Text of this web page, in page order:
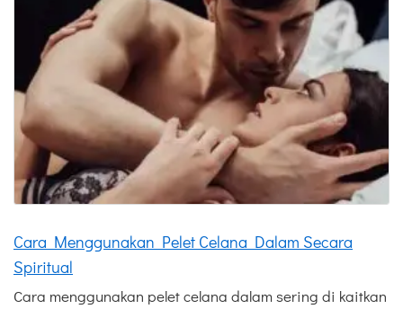
Cara Menggunakan Pelet Celana Dalam Secara
Spiritual
Cara menggunakan pelet celana dalam sering di kaitkan